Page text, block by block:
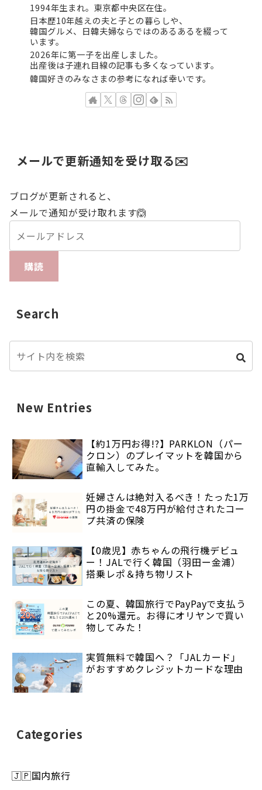
1994年生まれ。東京都中央区在住。
日本歴10年越えの夫と子との暮らしや、
韓国グルメ、日韓夫婦ならではのあるあるを綴って
います。
2026年に第一子を出産しました。
出産後は子連れ目線の記事も多くなっています。
韓国好きのみなさまの参考になれば幸いです。
メールで更新通知を受け取る✉️
ブログが更新されると、
メールで通知が受け取れます🙆
購読
Search
New Entries
【約1万円お得!?】PARKLON（パー
クロン）のプレイマットを韓国から
直輸入してみた。
妊婦さんは絶対入るべき！たった1万
円の掛金で48万円が給付されたコー
プ共済の保険
【0歳児】赤ちゃんの飛行機デビュ
ー！JALで行く韓国（羽田ー金浦）
搭乗レポ＆持ち物リスト
この夏、韓国旅行でPayPayで支払う
と20%還元。お得にオリヤンで買い
物してみた！
実質無料で韓国へ？「JALカード」
がおすすめクレジットカードな理由
Categories
🇯🇵国内旅行